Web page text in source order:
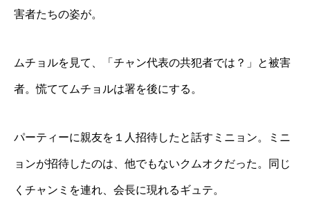
害者たちの姿が。
ムチョルを見て、「チャン代表の共犯者では？」と被害
者。慌ててムチョルは署を後にする。
パーティーに親友を１人招待したと話すミニョン。ミニ
ョンが招待したのは、他でもないクムオクだった。同じ
くチャンミを連れ、会長に現れるギュテ。